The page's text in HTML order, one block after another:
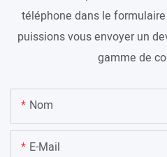
téléphone dans le
puissions vous envoyer un
gamme de
Nom
E-Mail